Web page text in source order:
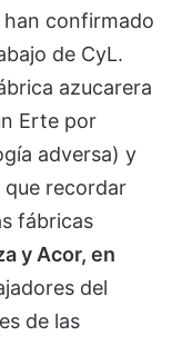
han confirmado
de CyL.
azucarera
Erte por
adversa) y
que recordar
fábricas
y Acor, en
del
de las